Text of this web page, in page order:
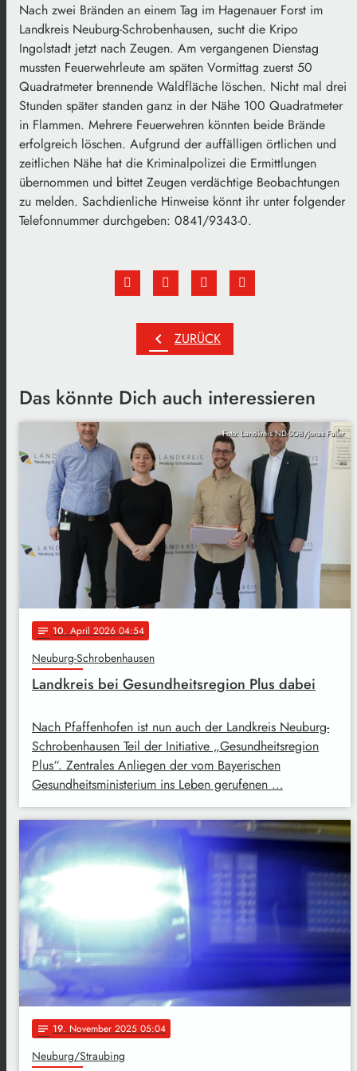
Nach zwei Bränden an einem Tag im Hagenauer Forst im
Landkreis Neuburg-Schrobenhausen, sucht die Kripo
Ingolstadt jetzt nach Zeugen. Am vergangenen Dienstag
mussten Feuerwehrleute am späten Vormittag zuerst 50
Quadratmeter brennende Waldfläche löschen. Nicht mal drei
Stunden später standen ganz in der Nähe 100 Quadratmeter
in Flammen. Mehrere Feuerwehren könnten beide Brände
erfolgreich löschen. Aufgrund der auffälligen örtlichen und
zeitlichen Nähe hat die Kriminalpolizei die Ermittlungen
übernommen und bittet Zeugen verdächtige Beobachtungen
zu melden. Sachdienliche Hinweise könnt ihr unter folgender
Telefonnummer durchgeben: 0841/9343-0.
chevron_left ZURÜCK
Das könnte Dich auch interessieren
Foto: Landkreis ND-SOB/Jonas Faller
notes 10. April 2026 04:54
Neuburg-Schrobenhausen
Landkreis bei Gesundheitsregion Plus dabei
Nach Pfaffenhofen ist nun auch der Landkreis Neuburg-
Schrobenhausen Teil der Initiative „Gesundheitsregion
Plus“. Zentrales Anliegen der vom Bayerischen
Gesundheitsministerium ins Leben gerufenen …
notes 19. November 2025 05:04
Neuburg/Straubing